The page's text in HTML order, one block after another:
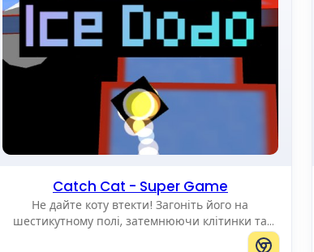
Catch Cat - Super Game
Не дайте коту втекти! Загоніть його на
шестикутному полі, затемнюючи клітинки та